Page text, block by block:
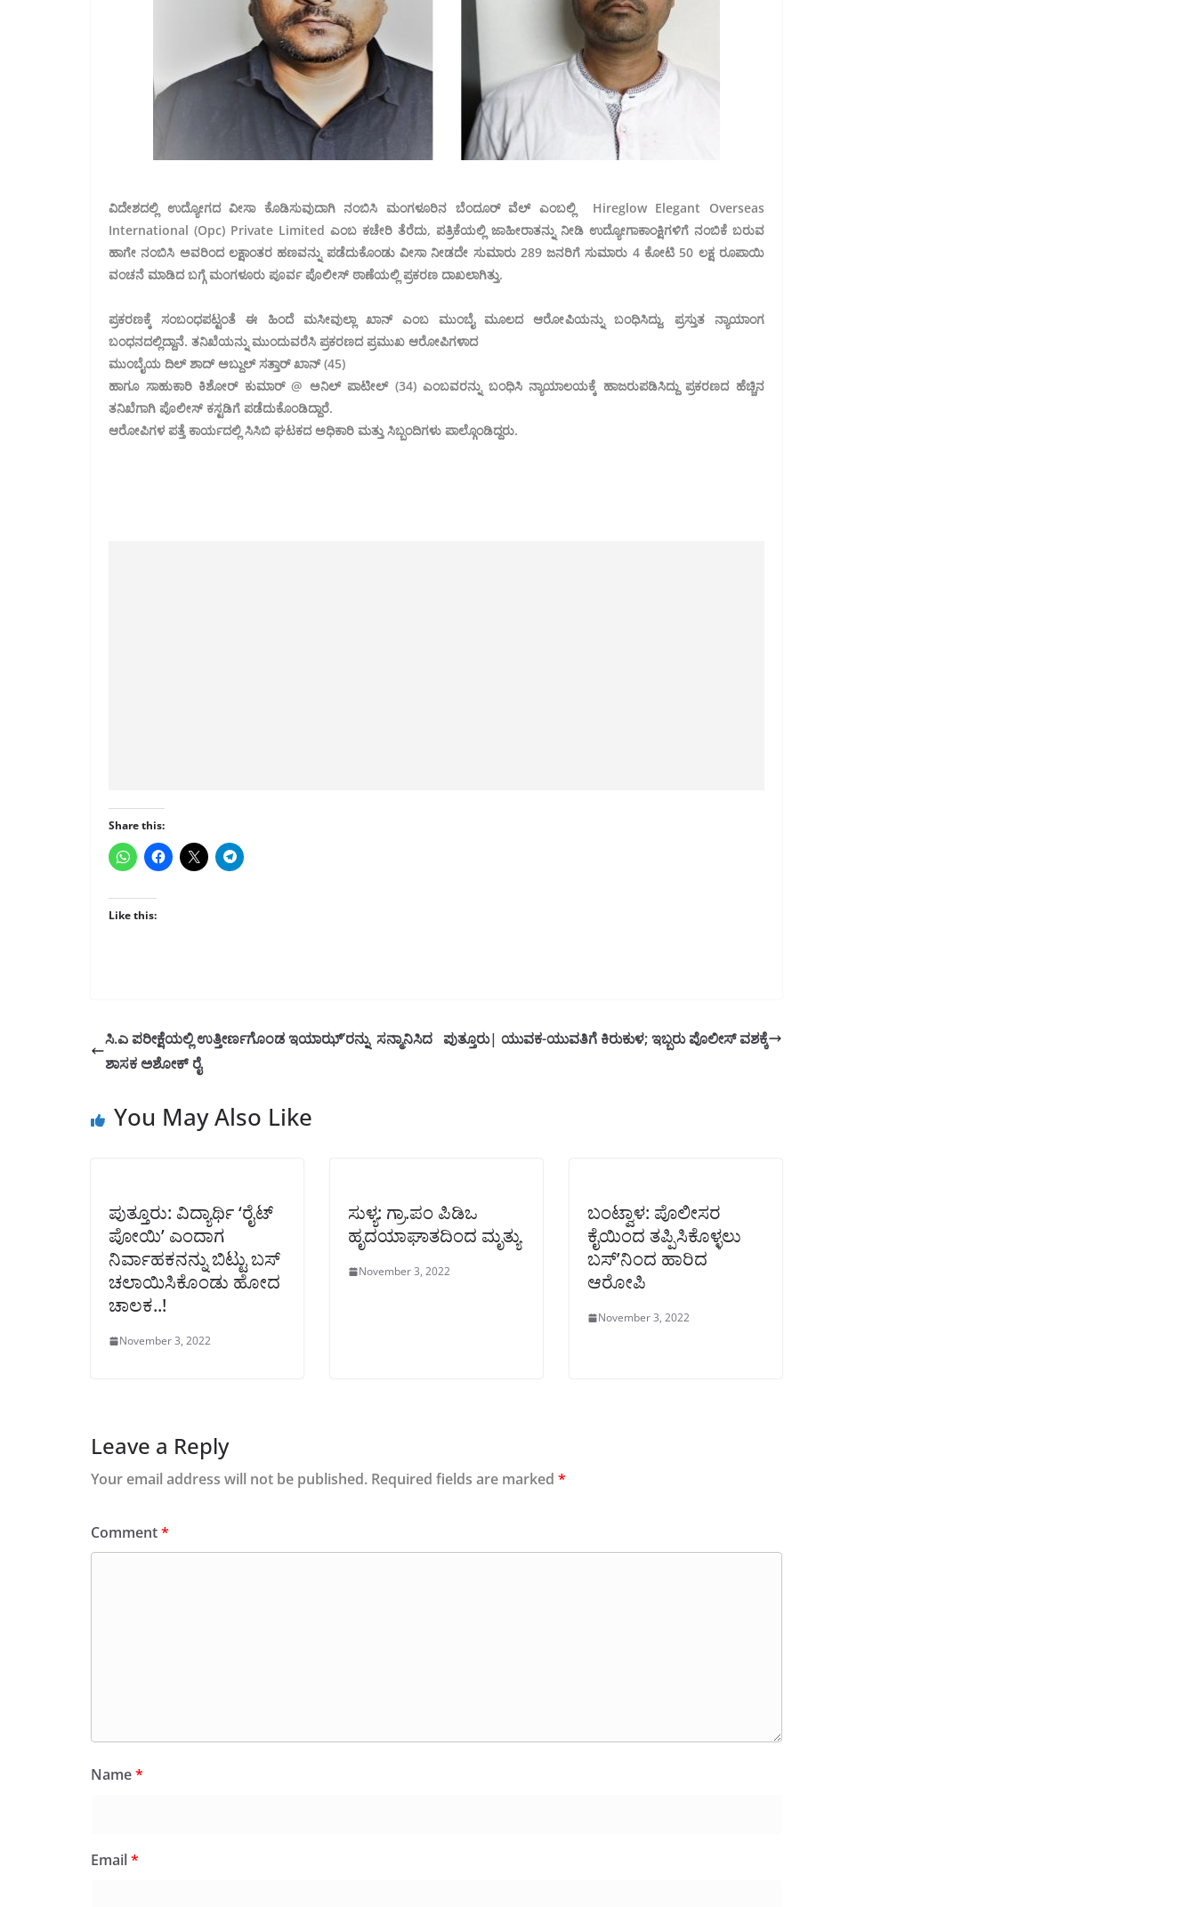
ವಿದೇಶದಲ್ಲಿ ಉದ್ಯೋಗದ ವೀಸಾ ಕೊಡಿಸುವುದಾಗಿ ನಂಬಿಸಿ ಮಂಗಳೂರಿನ ಬೆಂದೂರ್ ವೆಲ್ ಎಂಬಲ್ಲಿ Hireglow Elegant Overseas
International (Opc) Private Limited ಎಂಬ ಕಚೇರಿ ತೆರೆದು, ಪತ್ರಿಕೆಯಲ್ಲಿ ಜಾಹೀರಾತನ್ನು ನೀಡಿ ಉದ್ಯೋಗಾಕಾಂಕ್ಷಿಗಳಿಗೆ ನಂಬಿಕೆ ಬರುವ
ಹಾಗೇ ನಂಬಿಸಿ ಅವರಿಂದ ಲಕ್ಷಾಂತರ ಹಣವನ್ನು ಪಡೆದುಕೊಂಡು ವೀಸಾ ನೀಡದೇ ಸುಮಾರು 289 ಜನರಿಗೆ ಸುಮಾರು 4 ಕೋಟಿ 50 ಲಕ್ಷ ರೂಪಾಯಿ
ವಂಚನೆ ಮಾಡಿದ ಬಗ್ಗೆ ಮಂಗಳೂರು ಪೂರ್ವ ಪೊಲೀಸ್ ಠಾಣೆಯಲ್ಲಿ ಪ್ರಕರಣ ದಾಖಲಾಗಿತ್ತು.
ಪ್ರಕರಣಕ್ಕೆ ಸಂಬಂಧಪಟ್ಟಂತೆ ಈ ಹಿಂದೆ ಮಸೀವುಲ್ಲಾ ಖಾನ್ ಎಂಬ ಮುಂಬೈ ಮೂಲದ ಆರೋಪಿಯನ್ನು ಬಂಧಿಸಿದ್ದು, ಪ್ರಸ್ತುತ ನ್ಯಾಯಾಂಗ
ಬಂಧನದಲ್ಲಿದ್ದಾನೆ. ತನಿಖೆಯನ್ನು ಮುಂದುವರೆಸಿ ಪ್ರಕರಣದ ಪ್ರಮುಖ ಆರೋಪಿಗಳಾದ
ಮುಂಬೈಯ ದಿಲ್ ಶಾದ್ ಅಬ್ದುಲ್ ಸತ್ತಾರ್ ಖಾನ್ (45)
ಹಾಗೂ ಸಾಹುಕಾರಿ ಕಿಶೋರ್ ಕುಮಾರ್ @ ಅನಿಲ್ ಪಾಟೀಲ್ (34) ಎಂಬವರನ್ನು ಬಂಧಿಸಿ ನ್ಯಾಯಾಲಯಕ್ಕೆ ಹಾಜರುಪಡಿಸಿದ್ದು ಪ್ರಕರಣದ ಹೆಚ್ಚಿನ
ತನಿಖೆಗಾಗಿ ಪೊಲೀಸ್ ಕಸ್ಟಡಿಗೆ ಪಡೆದುಕೊಂಡಿದ್ದಾರೆ.
ಆರೋಪಿಗಳ ಪತ್ತೆ ಕಾರ್ಯದಲ್ಲಿ ಸಿಸಿಬಿ ಘಟಕದ ಅಧಿಕಾರಿ ಮತ್ತು ಸಿಬ್ಬಂದಿಗಳು ಪಾಲ್ಗೊಂಡಿದ್ದರು.
Share this:
Like this:
ಸಿ.ಎ ಪರೀಕ್ಷೆಯಲ್ಲಿ ಉತ್ತೀರ್ಣಗೊಂಡ ಇಯಾಝ್’ರನ್ನು ಸನ್ಮಾನಿಸಿದ
ಶಾಸಕ ಅಶೋಕ್ ರೈ
ಪುತ್ತೂರು| ಯುವಕ-ಯುವತಿಗೆ ಕಿರುಕುಳ; ಇಬ್ಬರು ಪೊಲೀಸ್ ವಶಕ್ಕೆ
You May Also Like
ಪುತ್ತೂರು: ವಿದ್ಯಾರ್ಥಿ ‘ರೈಟ್
ಪೋಯಿ’ ಎಂದಾಗ
ನಿರ್ವಾಹಕನನ್ನು ಬಿಟ್ಟು ಬಸ್
ಚಲಾಯಿಸಿಕೊಂಡು ಹೋದ
ಚಾಲಕ..!
November 3, 2022
ಸುಳ್ಯ: ಗ್ರಾ.ಪಂ ಪಿಡಿಒ
ಹೃದಯಾಘಾತದಿಂದ ಮೃತ್ಯು
November 3, 2022
ಬಂಟ್ವಾಳ: ಪೊಲೀಸರ
ಕೈಯಿಂದ ತಪ್ಪಿಸಿಕೊಳ್ಳಲು
ಬಸ್’ನಿಂದ ಹಾರಿದ
ಆರೋಪಿ
November 3, 2022
Leave a Reply
Your email address will not be published. Required fields are marked *
Comment*
Name*
Email*